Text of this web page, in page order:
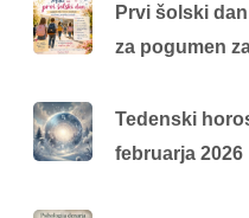
Prvi šolski
za pogumen
Tedenski
februarja 2026